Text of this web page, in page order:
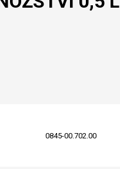
0845-00.702.00